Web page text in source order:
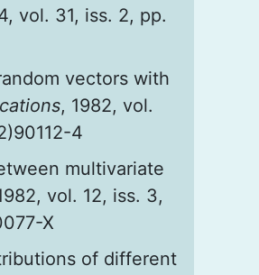
vol. 31, iss. 2, pp.
vectors with
, 1982, vol.
4
multivariate
vol. 12, iss. 3,
X
of different